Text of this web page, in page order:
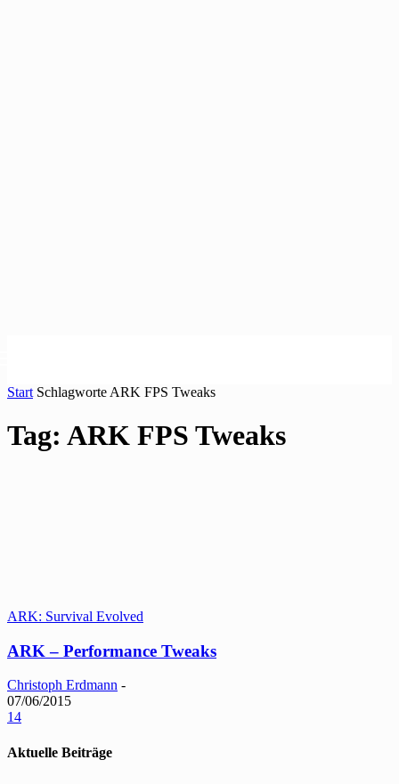
Start Schlagworte ARK FPS Tweaks
Tag: ARK FPS Tweaks
ARK: Survival Evolved
ARK – Performance Tweaks
Christoph Erdmann -
07/06/2015
14
Aktuelle Beiträge